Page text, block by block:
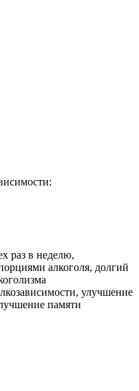
раз в неделю,
алкоголя, долгий
улучшение
памяти